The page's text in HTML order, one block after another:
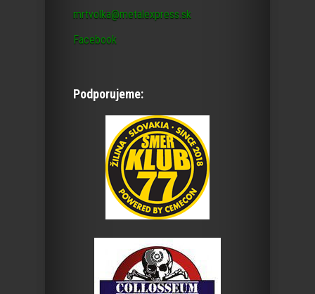
mrtvolka@metalexpress.sk
Facebook
Podporujeme: